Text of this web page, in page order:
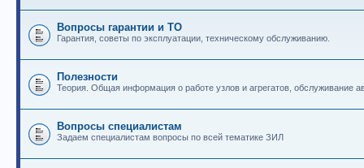
Вопросы гарантии и ТО
Гарантия, советы по эксплуатации, техническому обслуживанию.
Полезности
Теория. Общая информация о работе узлов и агрегатов, обслуживание
Вопросы специалистам
Задаем специалистам вопросы по всей тематике ЗИЛ